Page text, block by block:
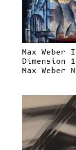
Max
Dimension
Max